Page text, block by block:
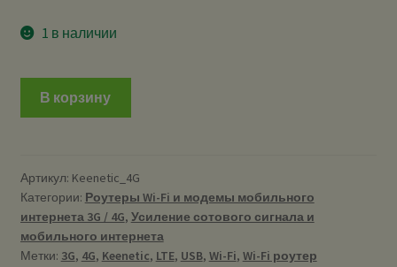
1 в наличии
В корзину
Артикул: Keenetic_4G
Категории: Роутеры Wi-Fi и модемы мобильного
интернета 3G / 4G, Усиление сотового сигнала и
мобильного интернета
Метки: 3G, 4G, Keenetic, LTE, USB, Wi-Fi, Wi-Fi роутер